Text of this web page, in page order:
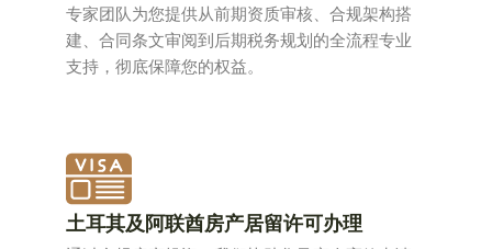
专家团队为您提供从前期资质审核、合规架构搭
建、合同条文审阅到后期税务规划的全流程专业
支持，彻底保障您的权益。
土耳其及阿联酋房产居留许可办理